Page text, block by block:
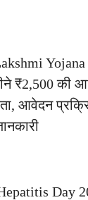
Yojana
₹2,500 की
आवेदन
Day